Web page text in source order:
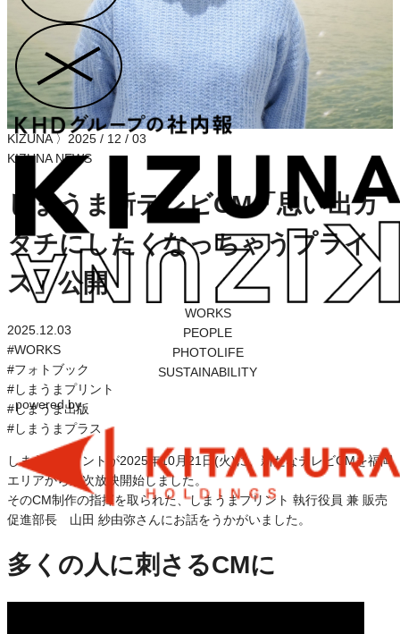
WORKS
PEOPLE
PHOTOLIFE
SUSTAINABILITY
powered by
KIZUNA〉 2025 / 12 / 03
KIZUNA NEWS
しまうま新テレビCM「思い出カ
タチにしたくなっちゃうプライ
ス」公開
2025.12.03
#WORKS
#フォトブック
#しまうまプリント
#しまうま出版
#しまうまプラス
しまうまプリントが2025年10月21日(火)に、新たなテレビCMを福岡
エリアから順次放映開始しました。
そのCM制作の指揮を取られた、しまうまプリント 執行役員 兼 販売
促進部長 山田 紗由弥さんにお話をうかがいました。
多くの人に刺さるCMに